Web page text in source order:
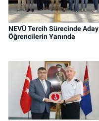
NEVÜ Tercih Sürecinde Aday
Öğrencilerin Yanında